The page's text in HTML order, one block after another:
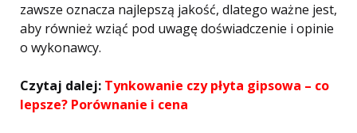
zawsze oznacza najlepszą jakość, dlatego ważne jest,
aby również wziąć pod uwagę doświadczenie i opinie
o wykonawcy.
Czytaj dalej: Tynkowanie czy płyta gipsowa – co
lepsze? Porównanie i cena